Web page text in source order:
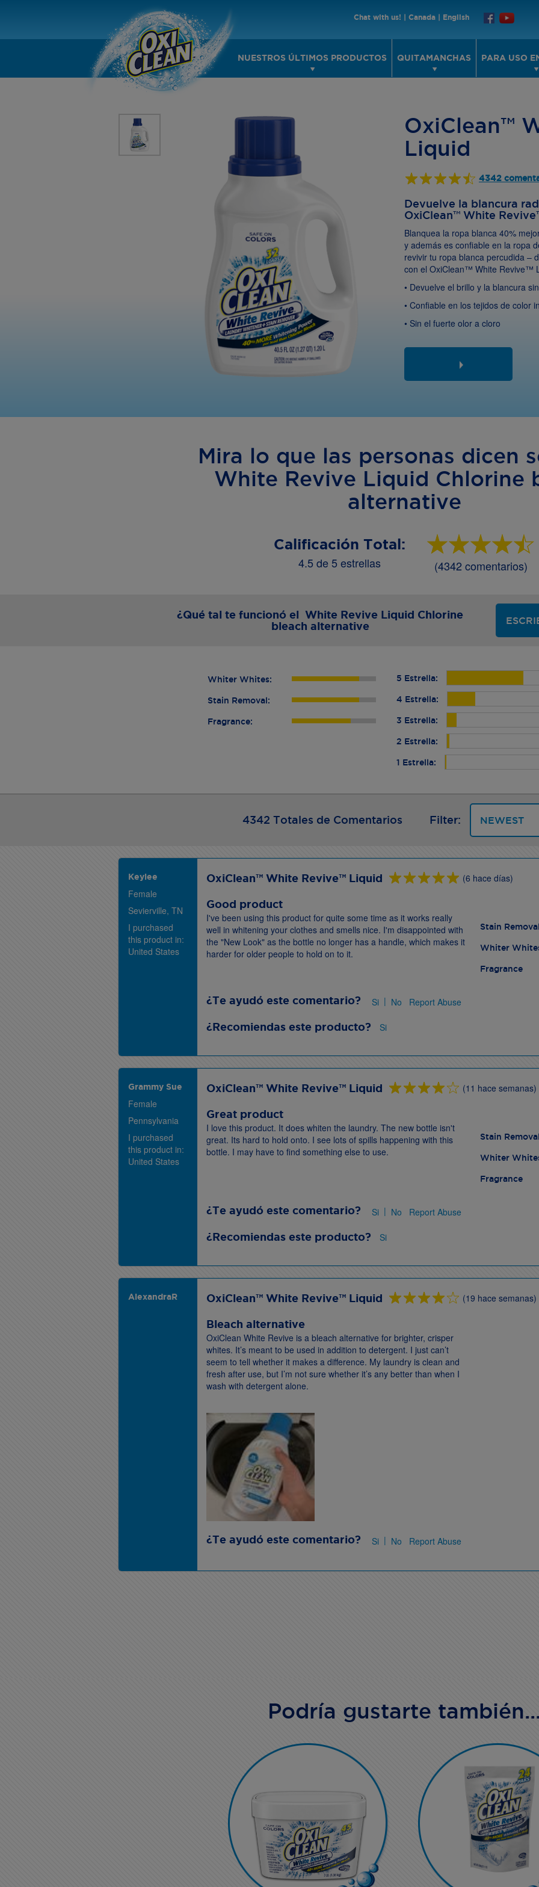
Chat with us! | Canada | English
NUESTROS ÚLTIMOS PRODUCTOS QUITAMANCHAS PARA USO
OxiClean™
Liquid
4342
Devuelve la blancura
OxiClean™ White
Blanquea la ropa blanca 40%
y además es confiable en la ropa
revivir tu ropa blanca percudida –
con el OxiClean™ White Revive™
• Devuelve el brillo y la blancura
• Confiable en los tejidos de color
• Sin el fuerte olor a cloro
Mira lo que las personas dicen
White Revive Liquid Chlorine
alternative
Calificación Total:
4.5 de 5 estrellas (4342 comentarios)
¿Qué tal te funcionó el White Revive Liquid Chlorine
bleach alternative
Whiter Whites:
Stain Removal:
Fragrance:
5 Estrella:
4 Estrella:
3 Estrella:
2 Estrella:
1 Estrella:
4342 Totales de Comentarios Filter:
Keylee
Female
Sevierville, TN
I purchased
this product in:
United States
OxiClean™ White Revive™ Liquid (6 hace días)
Good product
I've been using this product for quite some time as it works really
well in whitening your clothes and smells nice. I'm disappointed with
the "New Look" as the bottle no longer has a handle, which makes it
harder for older people to hold on to it.
Stain
Whiter
Fragrance
¿Te ayudó este comentario? Si | No Report Abuse
¿Recomiendas este producto? Si
Grammy Sue
Female
Pennsylvania
I purchased
this product in:
United States
OxiClean™ White Revive™ Liquid (11 hace semanas)
Great product
I love this product. It does whiten the laundry. The new bottle isn't
great. Its hard to hold onto. I see lots of spills happening with this
bottle. I may have to find something else to use.
Stain
Whiter
Fragrance
¿Te ayudó este comentario? Si | No Report Abuse
¿Recomiendas este producto? Si
AlexandraR OxiClean™ White Revive™ Liquid (19 hace semanas)
Bleach alternative
OxiClean White Revive is a bleach alternative for brighter, crisper
whites. It’s meant to be used in addition to detergent. I just can’t
seem to tell whether it makes a difference. My laundry is clean and
fresh after use, but I’m not sure whether it’s any better than when I
wash with detergent alone.
¿Te ayudó este comentario? Si | No Report Abuse
Podría gustarte